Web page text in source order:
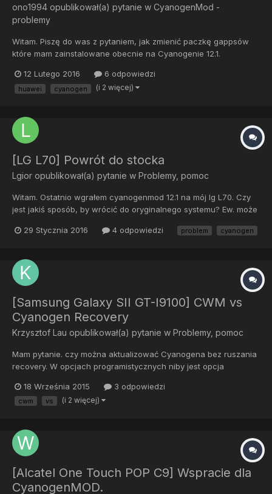
ono1994 opublikował(a) pytanie w CyanogenMod -
problemy
Witam. Piszę do was z pytaniem, jak zmienić paczkę gappsów
które mam zainstalowane obecnie na Cyanogenie 12.1.
miejsca, i posiada aplikacje które są mi całkowicie zbędne. I tu
moje pytanie. Czy muszę robić full wipe i od nowa instalować
12 Lutego 2016 6 odpowiedzi
huawei cyanogen (i 2 więcej)
[LG L70] Powrót do stocka
Lgior opublikował(a) pytanie w Problemy, pomoc
Witam. Ostatnio wgrałem cyanogenmod 12.1 na mój lg L70. Czy
jest jakiś sposób, by wrócić do oryginalnego systemu? Ew. może
ściągam muzykę z internetu pojawia się ona w aplikacji dopiero
29 Stycznia 2016 4 odpowiedzi problem cyanogen
[Samsung Galaxy SII GT-I9100] CWM vs
Cyanogen Recovery
Krzysztof Lau opublikował(a) pytanie w Problemy, pomoc
Mam pytanie. czy można aktualizować Cyanogena bez ruszania
recovery. W opcjach programistycznych niby jest opcja
czepiałbym się tego Cyanogen recovery ale to g...o do niczego
się nie nadaje. Jedynie co w tym działa to reboot. Całe szczęś...
18 Września 2015 3 odpowiedzi
cwm vs (i 2 więcej)
[Alcatel One Touch POP C9] Wspracie dla
CyanogenMOD.